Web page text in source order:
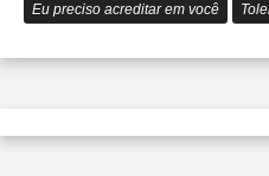
Eu preciso acreditar em você